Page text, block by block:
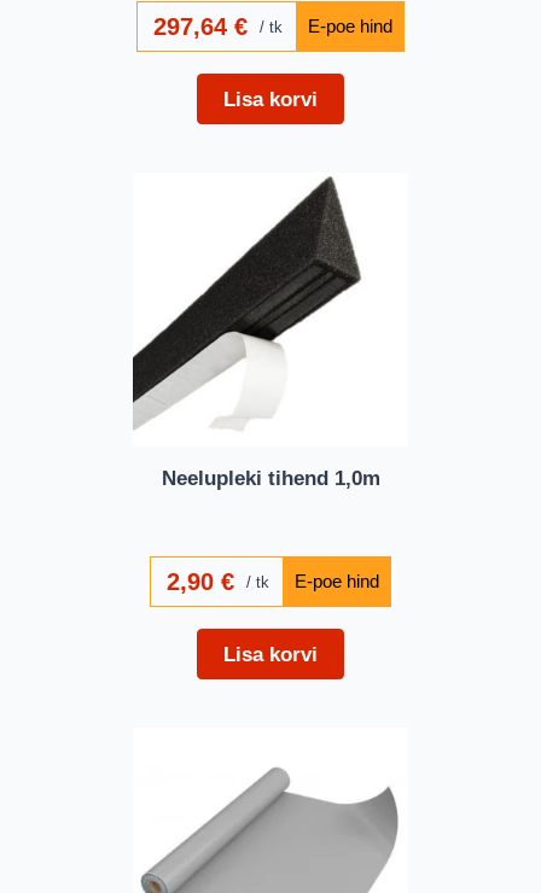
297,64€ tk
Lisa korvi
Neelupleki tihend 1,0m
2,90€ tk
Lisa korvi